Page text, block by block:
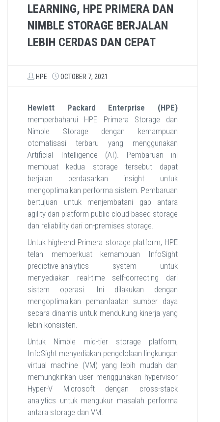
LEARNING, HPE PRIMERA DAN
NIMBLE STORAGE BERJALAN
LEBIH CERDAS DAN CEPAT
HPE OCTOBER 7, 2021
Hewlett Packard Enterprise (HPE)
memperbaharui HPE Primera Storage dan
Nimble Storage dengan kemampuan
otomatisasi terbaru yang menggunakan
Artificial Intelligence (AI). Pembaruan ini
membuat kedua storage tersebut dapat
berjalan berdasarkan insight untuk
mengoptimalkan performa sistem. Pembaruan
bertujuan untuk menjembatani gap antara
agility dari platform public cloud-based storage
dan reliability dari on-premises storage.
Untuk high-end Primera storage platform, HPE
telah memperkuat kemampuan InfoSight
predictive-analytics system untuk
menyediakan real-time self-correcting dari
sistem operasi. Ini dilakukan dengan
mengoptimalkan pemanfaatan sumber daya
secara dinamis untuk mendukung kinerja yang
lebih konsisten.
Untuk Nimble mid-tier storage platform,
InfoSight menyediakan pengelolaan lingkungan
virtual machine (VM) yang lebih mudah dan
memungkinkan user menggunakan hypervisor
Hyper-V Microsoft dengan cross-stack
analytics untuk mengukur masalah performa
antara storage dan VM.